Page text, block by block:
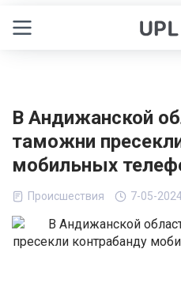
В Андижанской
таможни
мобильных
Происшествия 7-05-